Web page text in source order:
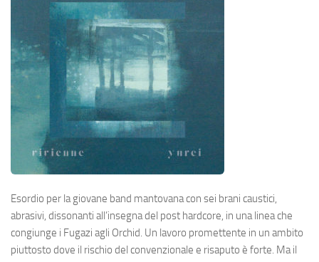
Esordio per la giovane band mantovana con sei brani caustici,
abrasivi, dissonanti all’insegna del post hardcore, in una linea che
congiunge i Fugazi agli Orchid. Un lavoro promettente in un ambito
piuttosto dove il rischio del convenzionale e risaputo è forte. Ma il